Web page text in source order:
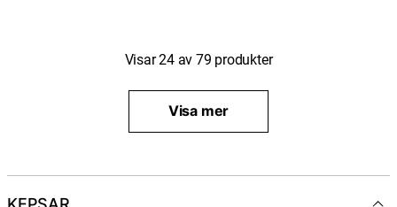
Visar24av 79 produkter
Visa mer